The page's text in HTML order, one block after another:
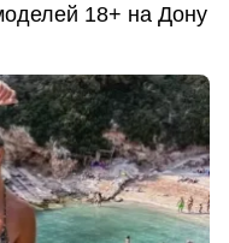
18+ на Дону